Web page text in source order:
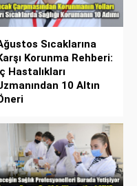
Sıcaklarına
Korunma Rehberi:
Hastalıkları
10 Altın